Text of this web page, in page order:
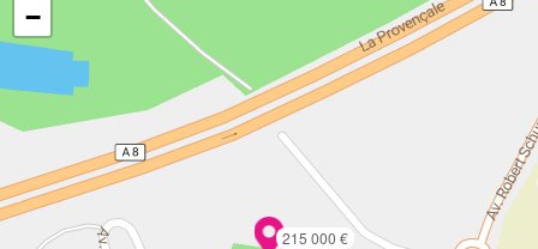
215 000 €
−